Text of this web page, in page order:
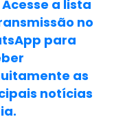
Acesse a lista
no
para
as
notícias